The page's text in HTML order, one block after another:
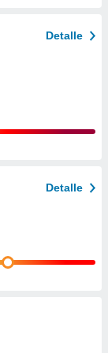
Detalle
Detalle